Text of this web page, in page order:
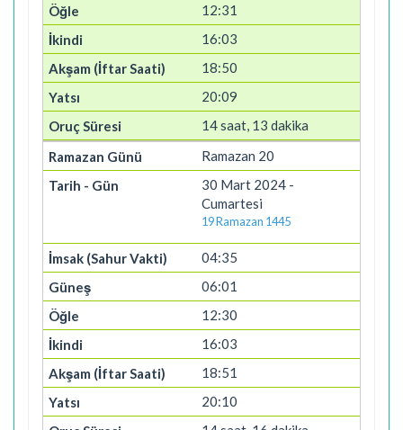
12:31
16:03
18:50
20:09
14 saat, 13 dakika
Ramazan 20
30 Mart 2024 -
Cumartesi
19 Ramazan 1445
04:35
06:01
12:30
16:03
18:51
20:10